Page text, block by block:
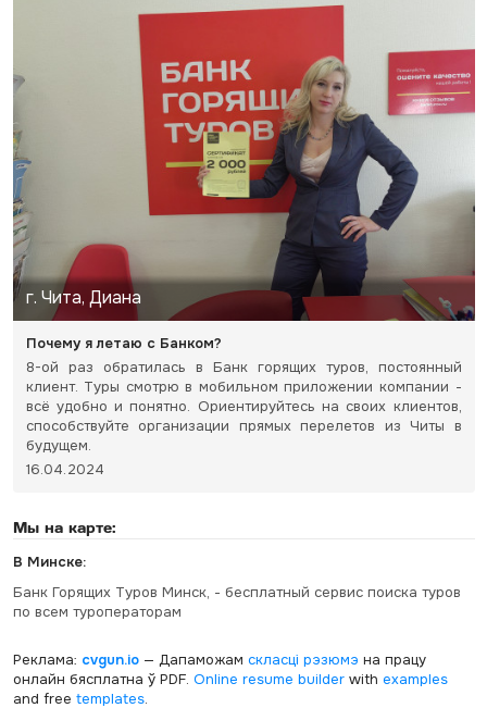
г. Чита, Диана
Почему я летаю с Банком?
8-ой раз обратилась в Банк горящих туров, постоянный
клиент. Туры смотрю в мобильном приложении компании -
всё удобно и понятно. Ориентируйтесь на своих клиентов,
способствуйте организации прямых перелетов из Читы в
будущем.
16.04.2024
Мы на карте:
В Минске:
Банк Горящих Туров Минск, - бесплатный сервис поиска туров
по всем туроператорам
Реклама: cvgun.io— Дапаможам скласці рэзюмэ на працу
онлайн бясплатна ў PDF. Online resume builderwith examples
and free templates.